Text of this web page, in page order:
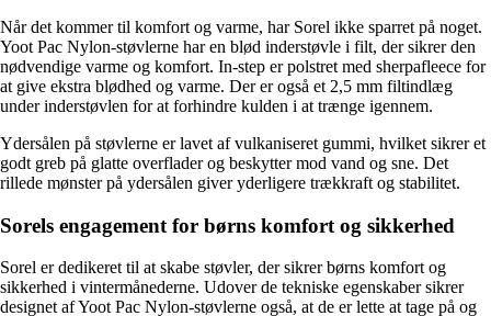
Når det kommer til komfort og varme, har Sorel ikke sparret på noget.
Yoot Pac Nylon-støvlerne har en blød inderstøvle i filt, der sikrer den
nødvendige varme og komfort. In-step er polstret med sherpafleece for
at give ekstra blødhed og varme. Der er også et 2,5 mm filtindlæg
under inderstøvlen for at forhindre kulden i at trænge igennem.
Ydersålen på støvlerne er lavet af vulkaniseret gummi, hvilket sikrer et
godt greb på glatte overflader og beskytter mod vand og sne. Det
rillede mønster på ydersålen giver yderligere trækkraft og stabilitet.
Sorels engagement for børns komfort og sikkerhed
Sorel er dedikeret til at skabe støvler, der sikrer børns komfort og
sikkerhed i vintermånederne. Udover de tekniske egenskaber sikrer
designet af Yoot Pac Nylon-støvlerne også, at de er lette at tage på og